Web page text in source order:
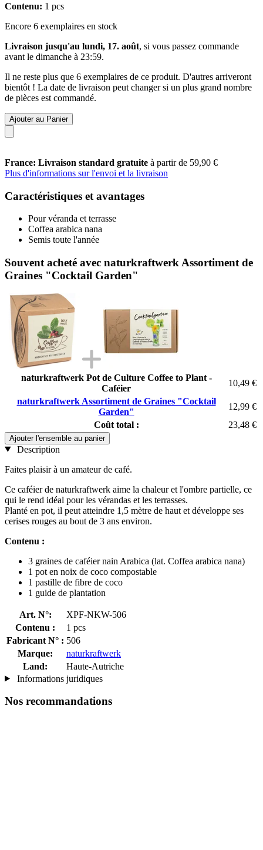
Contenu: 1 pcs
Encore 6 exemplaires en stock
Livraison jusqu'au lundi, 17. août, si vous passez commande
avant le dimanche à 23:59.
Il ne reste plus que 6 exemplaires de ce produit. D'autres arriveront
bientôt ! La date de livraison peut changer si un plus grand nombre
de pièces est commandé.
Ajouter au Panier
France: Livraison standard gratuite à partir de 59,90 €
Plus d'informations sur l'envoi et la livraison
Caractéristiques et avantages
Pour véranda et terrasse
Coffea arabica nana
Semis toute l'année
Souvent acheté avec naturkraftwerk Assortiment de
Graines "Cocktail Garden"
naturkraftwerk Pot de Culture Coffee to Plant -
Caféier
10,49 €
naturkraftwerk Assortiment de Graines "Cocktail
Garden"
12,99 €
Coût total :
23,48 €
Ajouter l'ensemble au panier
Description
Faites plaisir à un amateur de café.
Ce caféier de naturkraftwerk aime la chaleur et l'ombre partielle, ce
qui le rend idéal pour les vérandas et les terrasses.
Planté en pot, il peut atteindre 1,5 mètre de haut et développe ses
cerises rouges au bout de 3 ans environ.
Contenu :
3 graines de caféier nain Arabica (lat. Coffea arabica nana)
1 pot en noix de coco compostable
1 pastille de fibre de coco
1 guide de plantation
Art. N°:
XPF-NKW-506
Contenu :
1 pcs
Fabricant N° : 506
Marque:
naturkraftwerk
Land:
Haute-Autriche
Informations juridiques
Nos recommandations